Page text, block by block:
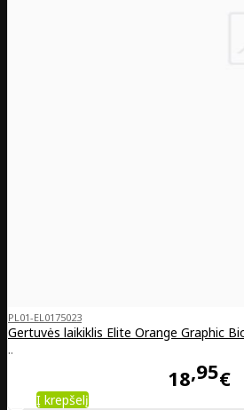
PL01-EL0175023
Gertuvės laikiklis Elite Orange Graphic
..
18 95€
Į krepšelį